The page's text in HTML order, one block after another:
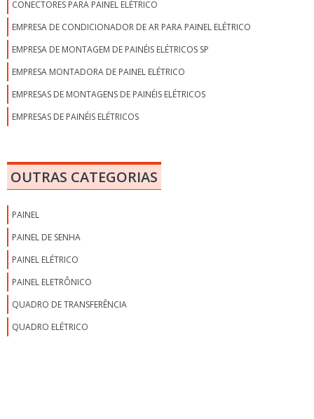
CONECTORES PARA PAINEL ELÉTRICO
EMPRESA DE CONDICIONADOR DE AR PARA PAINEL ELÉTRICO
EMPRESA DE MONTAGEM DE PAINÉIS ELÉTRICOS SP
EMPRESA MONTADORA DE PAINEL ELÉTRICO
EMPRESAS DE MONTAGENS DE PAINÉIS ELÉTRICOS
EMPRESAS DE PAINÉIS ELÉTRICOS
EMPRESAS MONTADORAS DE PAINÉIS ELÉTRICOS EM SP
EMPRESAS MONTADORAS DE PAINÉIS ELÉTRICOS INDUSTRIAIS
FREQUENCÍMETRO PARA PAINEL ELÉTRICO
OUTRAS CATEGORIAS
PAINEL
PAINEL DE SENHA
PAINEL ELÉTRICO
PAINEL ELETRÔNICO
QUADRO DE TRANSFERÊNCIA
QUADRO ELÉTRICO